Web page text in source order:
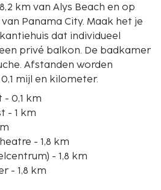
km van Alys Beach en op
van Panama City. Maak het je
dat individueel
privé balkon. De badkamer
Afstanden worden
mijl en kilometer.
- 0,1 km
- 1 km
- 1,8 km
- 1,8 km
- 1,8 km